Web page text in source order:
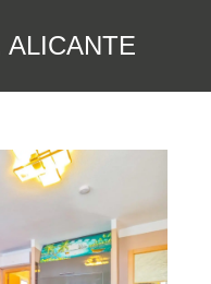
ALICANTE